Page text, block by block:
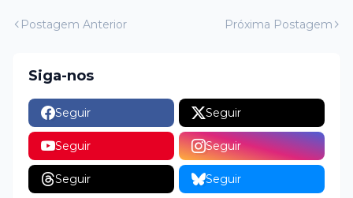
Postagem Anterior Próxima Postagem
Siga-nos
Seguir Seguir
Seguir Seguir
Seguir Seguir